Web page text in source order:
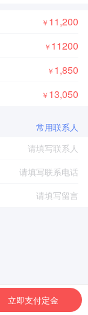
￥ 11,200
￥ 11200
￥ 1,850
￥ 13,050
常用联系人
立即支付定金